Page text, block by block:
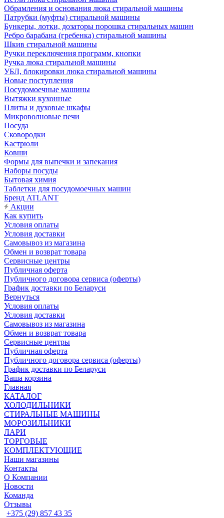
Обрамления и основания люка стиральной машины
Патрубки (муфты) стиральной машины
Бункеры, лотки, дозаторы порошка стиральных машин
Ребро барабана (гребенка) стиральной машины
Шкив стиральной машины
Ручки переключения программ, кнопки
Ручка люка стиральной машины
УБЛ, блокировки люка стиральной машины
Новые поступления
Посудомоечные машины
Вытяжки кухонные
Плиты и духовые шкафы
Микроволновые печи
Посуда
Сковородки
Кастрюли
Ковши
Формы для выпечки и запекания
Наборы посуды
Бытовая химия
Таблетки для посудомоечных машин
Бренд ATLANT
Акции
Как купить
Условия оплаты
Условия доставки
Самовывоз из магазина
Обмен и возврат товара
Сервисные центры
Публичная оферта
Публичного договора сервиса (оферты)
График доставки по Беларуси
Вернуться
Условия оплаты
Условия доставки
Самовывоз из магазина
Обмен и возврат товара
Сервисные центры
Публичная оферта
Публичного договора сервиса (оферты)
График доставки по Беларуси
Ваша корзина
Главная
КАТАЛОГ
ХОЛОДИЛЬНИКИ
СТИРАЛЬНЫЕ МАШИНЫ
МОРОЗИЛЬНИКИ
ЛАРИ
ТОРГОВЫЕ
КОМПЛЕКТУЮЩИЕ
Наши магазины
Контакты
О Компании
Новости
Команда
Отзывы
+375 (29) 857 43 35